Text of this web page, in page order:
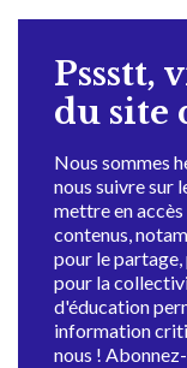
Pssstt,
du site
Nous sommes
nous suivre sur
mettre en
contenus,
pour le
pour la
d'éducation
information
nous !